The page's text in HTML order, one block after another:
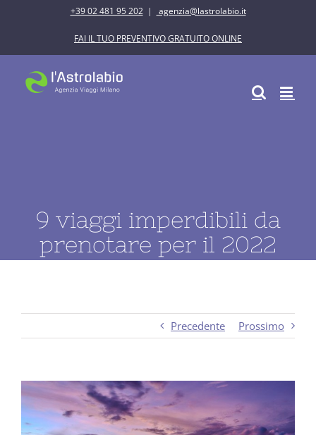
contenuto
+39 02 481 95 202 | agenzia@lastrolabio.it
FAI IL TUO PREVENTIVO GRATUITO ONLINE
9 viaggi imperdibili da
prenotare per il 2022
Precedente Prossimo
Ingrandisci
immagine